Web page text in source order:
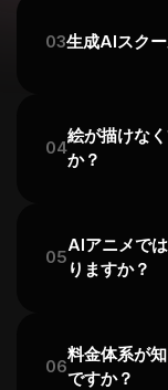
03生成AIスク
04
絵が描けな
か？
05
AIアニメで
りますか？
06
料金体系が
ですか？